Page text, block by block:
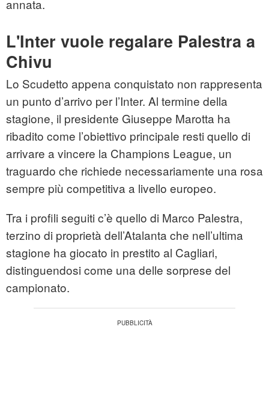
annata.
L'Inter vuole regalare Palestra a
Chivu
Lo Scudetto appena conquistato non rappresenta
un punto d’arrivo per l’Inter. Al termine della
stagione, il presidente Giuseppe Marotta ha
ribadito come l’obiettivo principale resti quello di
arrivare a vincere la Champions League, un
traguardo che richiede necessariamente una rosa
sempre più competitiva a livello europeo.
Tra i profili seguiti c’è quello di Marco Palestra,
terzino di proprietà dell’Atalanta che nell’ultima
stagione ha giocato in prestito al Cagliari,
distinguendosi come una delle sorprese del
campionato.